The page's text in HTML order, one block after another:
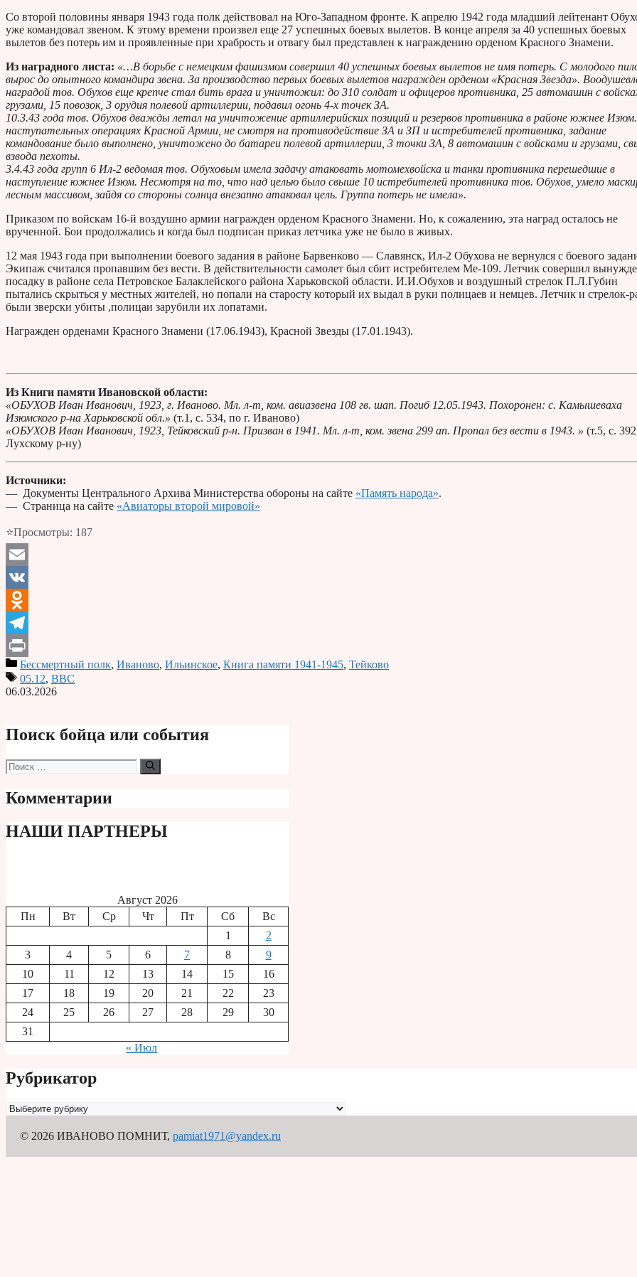
Со второй половины января 1943 года полк действовал на Юго-Западном фронте. К апрелю 1942 года младший лейтенант
уже командовал звеном. К этому времени произвел еще 27 успешных боевых вылетов. В конце апреля за 40 успешных боевых
вылетов без потерь им и проявленные при храбрость и отвагу был представлен к награждению орденом Красного Знамени.
Из наградного листа: «…В борьбе с немецким фашизмом совершил 40 успешных боевых вылетов не имя потерь. С молодого
вырос до опытного командира звена. За производство первых боевых вылетов награжден орденом «Красная Звезда».
наградой тов. Обухов еще крепче стал бить врага и уничтожил: до 310 солдат и офицеров противника, 25 автомашин с
грузами, 15 повозок, 3 орудия полевой артиллерии, подавил огонь 4-х точек ЗА.
10.3.43 года тов. Обухов дважды летал на уничтожение артиллерийских позиций и резервов противника в районе южнее
наступательных операциях Красной Армии, не смотря на противодействие ЗА и ЗП и истребителей противника, задание
командование было выполнено, уничтожено до батареи полевой артиллерии, 3 точки ЗА, 8 автомашин с войсками и грузами,
взвода пехоты.
3.4.43 года групп 6 Ил-2 ведомая тов. Обуховым имела задачу атаковать мотомехвойска и танки противника перешедшие в
наступление южнее Изюм. Несмотря на то, что над целью было свыше 10 истребителей противника тов. Обухов, умело
лесным массивом, зайдя со стороны солнца внезапно атаковал цель. Группа потерь не имела».
Приказом по войскам 16-й воздушно армии награжден орденом Красного Знамени. Но, к сожалению, эта наград осталось не
врученной. Бои продолжались и когда был подписан приказ летчика уже не было в живых.
12 мая 1943 года при выполнении боевого задания в районе Барвенково — Славянск, Ил-2 Обухова не вернулся с боевого
Экипаж считался пропавшим без вести. В действительности самолет был сбит истребителем Ме-109. Летчик совершил
посадку в районе села Петровское Балаклейского района Харьковской области. И.И.Обухов и воздушный стрелок П.Л.Губин
пытались скрыться у местных жителей, но попали на старосту который их выдал в руки полицаев и немцев. Летчик и стрелок-
были зверски убиты ,полицаи зарубили их лопатами.
Награжден орденами Красного Знамени (17.06.1943), Красной Звезды (17.01.1943).
Из Книги памяти Ивановской области:
«ОБУХОВ Иван Иванович, 1923, г. Иваново. Мл. л-т, ком. авиазвена 108 гв. шап. Погиб 12.05.1943. Похоронен: с. Камышеваха
Изюмского р-на Харьковской обл.» (т.1, с. 534, по г. Иваново)
«ОБУХОВ Иван Иванович, 1923, Тейковский р-н. Призван в 1941. Мл. л-т, ком. звена 299 ап. Пропал без вести в 1943. » (т.5, с.
Лухскому р-ну)
Источники:
— Документы Центрального Архива Министерства обороны на сайте «Память народа».
— Страница на сайте «Авиаторы второй мировой»
⭐Просмотры: 187
Email
VK
Odnoklassniki
Telegram
PrintБессмертный полк, Иваново, Ильинское, Книга памяти 1941-1945, Тейково
05.12, ВВС
06.03.2026
Поиск бойца или события
Поиск:
Комментарии
НАШИ ПАРТНЕРЫ
Август 2026
Пн
Вт Ср Чт Пт Сб
Вс
1
2
3
4 5 6 7 8
9
10
11 12 13 14 15
16
17
18 19 20 21 22
23
24
25 26 27 28 29
30
31
« Июл
Рубрикатор
Рубрикатор
© 2026 ИВАНОВО ПОМНИТ, pamiat1971@yandex.ru